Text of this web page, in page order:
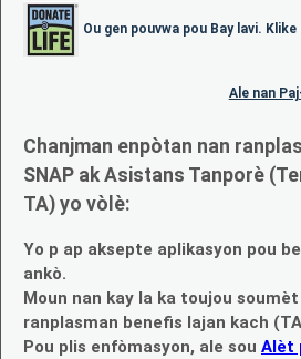
Ou gen pouvwa pou Bay lavi.
Ale nan
Chanjman enpòtan nan
SNAP ak Asistans Tanporè
TA) yo vòlè:
Yo p ap aksepte aplikasyon pou
ankò.
Moun nan kay la ka toujou
ranplasman benefis lajan kach
Pou plis enfòmasyon, ale sou Alèt